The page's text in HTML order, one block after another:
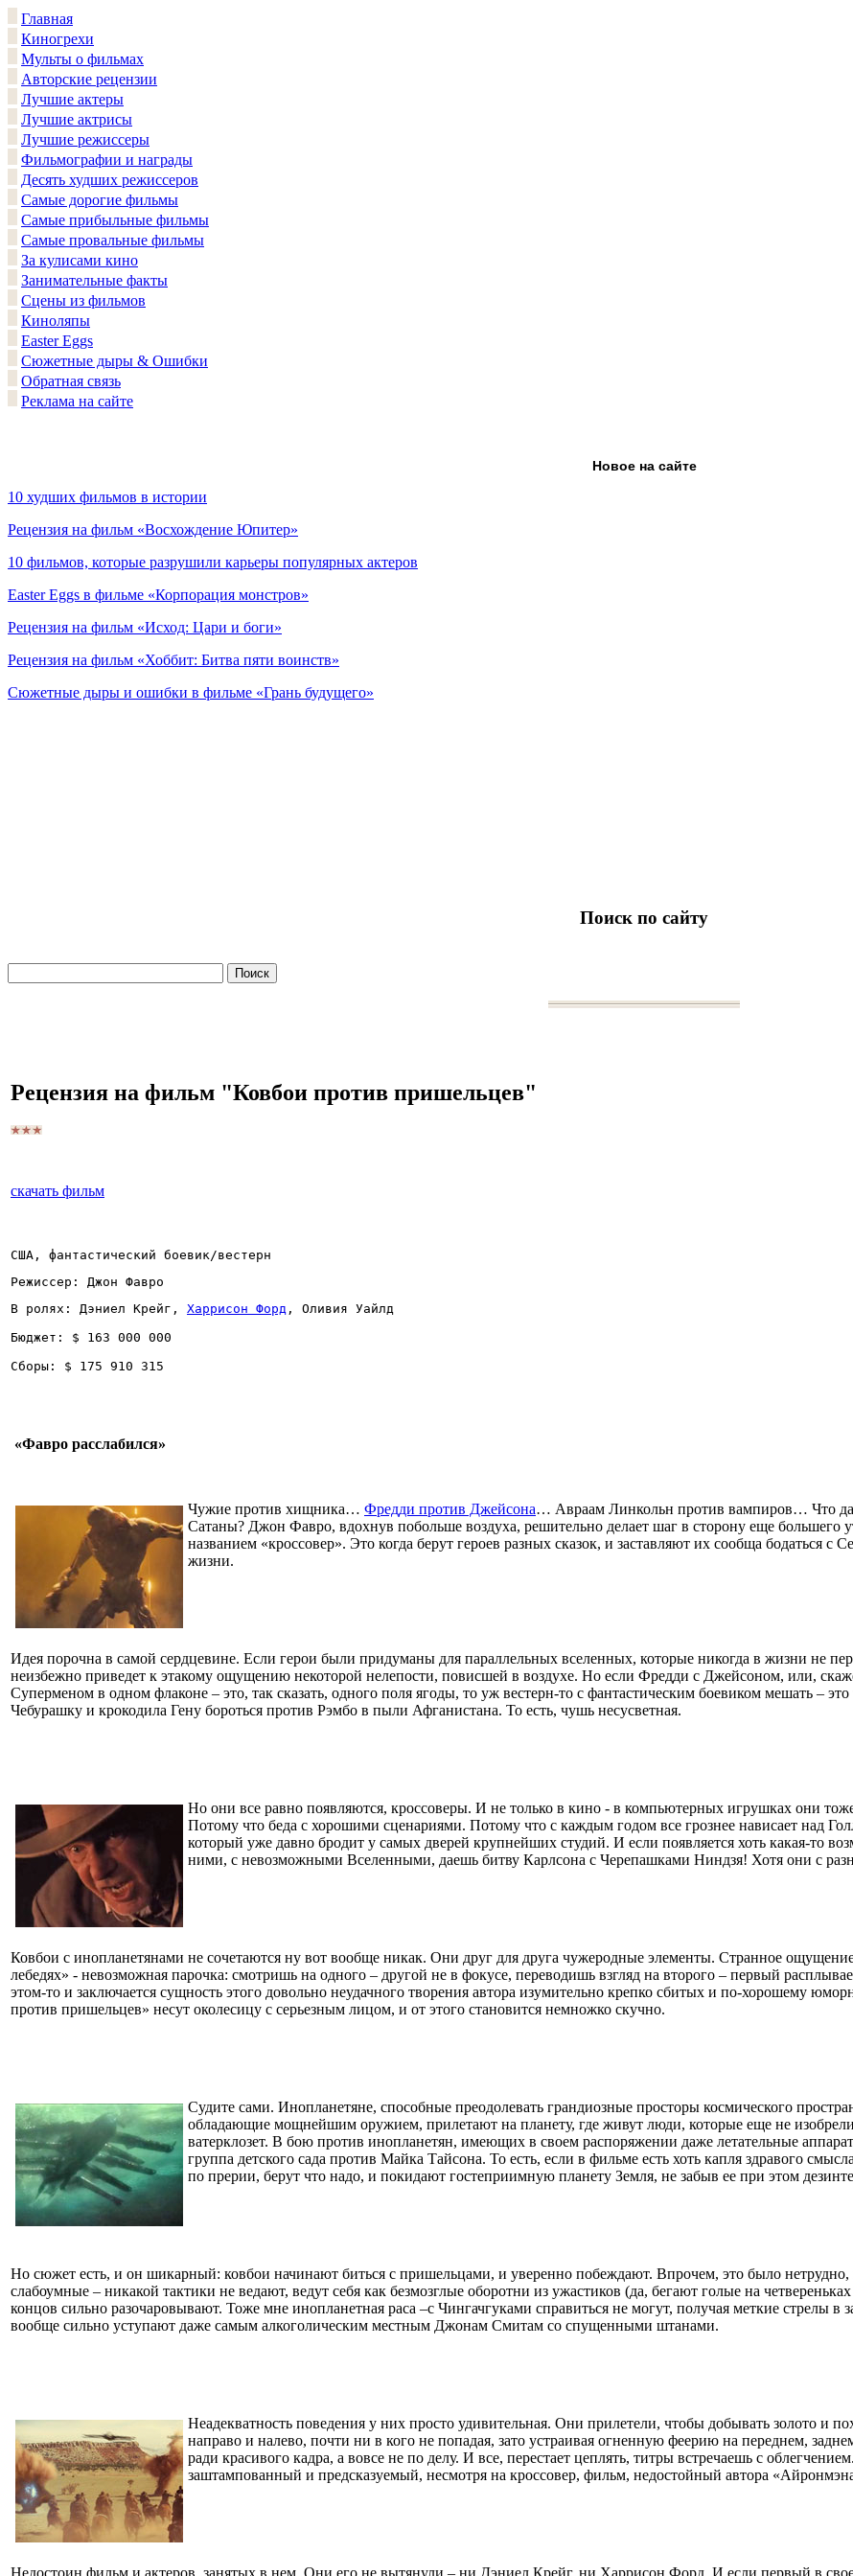
Главная
Киногрехи
Мульты о фильмах
Авторские рецензии
Лучшие актеры
Лучшие актрисы
Лучшие режиссеры
Фильмографии и награды
Десять худших режиссеров
Самые дорогие фильмы
Самые прибыльные фильмы
Самые провальные фильмы
За кулисами кино
Занимательные факты
Сцены из фильмов
Киноляпы
Easter Eggs
Сюжетные дыры & Ошибки
Обратная связь
Реклама на сайте
Новое на сайте
10 худших фильмов в истории
Рецензия на фильм «Восхождение Юпитер»
10 фильмов, которые разрушили карьеры популярных актеров
Easter Eggs в фильме «Корпорация монстров»
Рецензия на фильм «Исход: Цари и боги»
Рецензия на фильм «Хоббит: Битва пяти воинств»
Сюжетные дыры и ошибки в фильме «Грань будущего»
Поиск по сайту
Рецензия на фильм "Ковбои против пришельцев"
скачать фильм
США, фантастический боевик/вестерн
Режиссер: Джон Фавро
В ролях: Дэниел Крейг, Харрисон Форд , Оливия Уайлд
Бюджет: $ 163 000 000
Сборы: $ 175 910 315
«Фавро расслабился»
Чужие против хищника… Фредди против Джейсона… Авраам Линкольн против вампиров… Что
Сатаны? Джон Фавро, вдохнув побольше воздуха, решительно делает шаг в сторону еще большего
названием «кроссовер». Это когда берут героев разных сказок, и заставляют их сообща бодаться
жизни.
Идея порочна в самой сердцевине. Если герои были придуманы для параллельных вселенных, которые никогда в жизни не
неизбежно приведет к этакому ощущению некоторой нелепости, повисшей в воздухе. Но если Фредди с Джейсоном, или,
Суперменом в одном флаконе – это, так сказать, одного поля ягоды, то уж вестерн-то с фантастическим боевиком мешать – это
Чебурашку и крокодила Гену бороться против Рэмбо в пыли Афганистана. То есть, чушь несусветная.
Но они все равно появляются, кроссоверы. И не только в кино - в компьютерных игрушках они
Потому что беда с хорошими сценариями. Потому что с каждым годом все грознее нависает над
который уже давно бродит у самых дверей крупнейших студий. И если появляется хоть какая-то
ними, с невозможными Вселенными, даешь битву Карлсона с Черепашками Ниндзя! Хотя они с
Ковбои с инопланетянами не сочетаются ну вот вообще никак. Они друг для друга чужеродные элементы. Странное
лебедях» - невозможная парочка: смотришь на одного – другой не в фокусе, переводишь взгляд на второго – первый
этом-то и заключается сущность этого довольно неудачного творения автора изумительно крепко сбитых и по-хорошему
против пришельцев» несут околесицу с серьезным лицом, и от этого становится немножко скучно.
Судите сами. Инопланетяне, способные преодолевать грандиозные просторы космического
обладающие мощнейшим оружием, прилетают на планету, где живут люди, которые еще не
ватерклозет. В бою против инопланетян, имеющих в своем распоряжении даже летательные
группа детского сада против Майка Тайсона. То есть, если в фильме есть хоть капля здравого
по прерии, берут что надо, и покидают гостеприимную планету Земля, не забыв ее при этом
Но сюжет есть, и он шикарный: ковбои начинают биться с пришельцами, и уверенно побеждают. Впрочем, это было
слабоумные – никакой тактики не ведают, ведут себя как безмозглые оборотни из ужастиков (да, бегают голые на
концов сильно разочаровывают. Тоже мне инопланетная раса –с Чингачгуками справиться не могут, получая меткие стрелы в
вообще сильно уступают даже самым алкоголическим местным Джонам Смитам со спущенными штанами.
Неадекватность поведения у них просто удивительная. Они прилетели, чтобы добывать золото и
направо и налево, почти ни в кого не попадая, зато устраивая огненную феерию на переднем,
ради красивого кадра, а вовсе не по делу. И все, перестает цеплять, титры встречаешь с
заштампованный и предсказуемый, несмотря на кроссовер, фильм, недостойный автора